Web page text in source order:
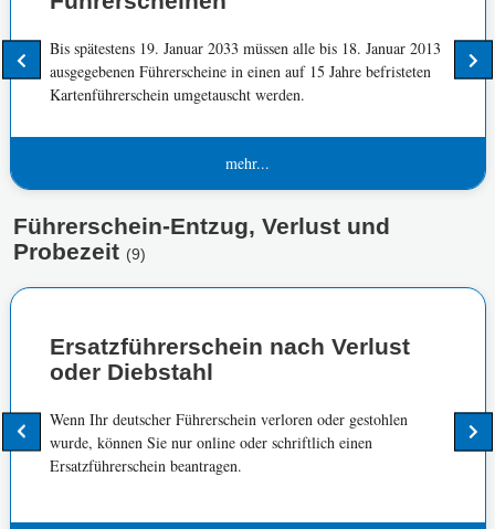
Bis spätestens 19. Januar 2033 müssen alle bis 18. Januar 2013
ausgegebenen Führerscheine in einen auf 15 Jahre befristeten
Kartenführerschein umgetauscht werden.
mehr...
Führerschein-Entzug, Verlust und
Probezeit (9)
Ersatzführerschein nach Verlust
oder Diebstahl
Wenn Ihr deutscher Führerschein verloren oder gestohlen
wurde, können Sie nur online oder schriftlich einen
Ersatzführerschein beantragen.